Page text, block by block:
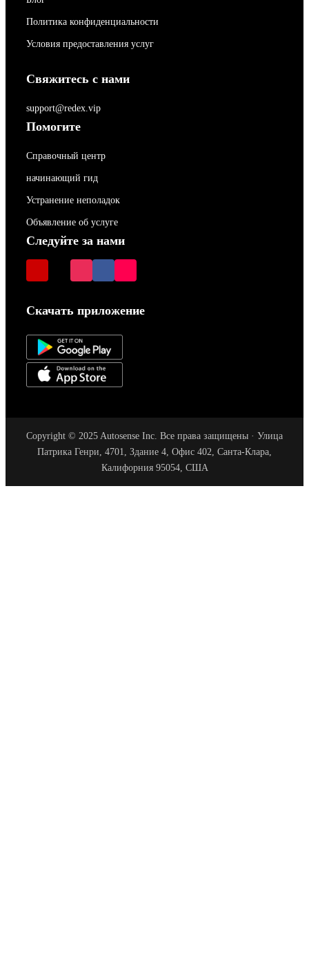
Политика конфиденциальности
Условия предоставления услуг
Свяжитесь с нами
support@redex.vip
Помогите
Справочный центр
начинающий гид
Устранение неполадок
Объявление об услуге
Следуйте за нами
Скачать приложение
Copyright © 2025 Autosense Inc. Все права защищены · Улица
Патрика Генри, 4701, Здание 4, Офис 402, Санта-Клара,
Калифорния 95054, США